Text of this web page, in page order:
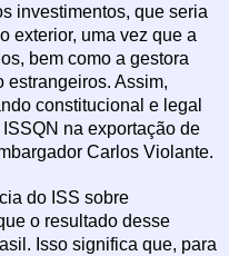
investimentos, que seria
exterior, uma vez que a
bem como a gestora
estrangeiros. Assim,
constitucional e legal
na exportação de
Carlos Violante.
do ISS sobre
o resultado desse
Isso significa que, para